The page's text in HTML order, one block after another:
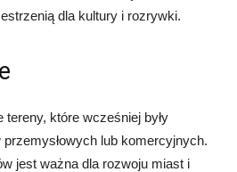
dla kultury i rozrywki.
które wcześniej były
lub komercyjnych.
jest ważna dla rozwoju miast i